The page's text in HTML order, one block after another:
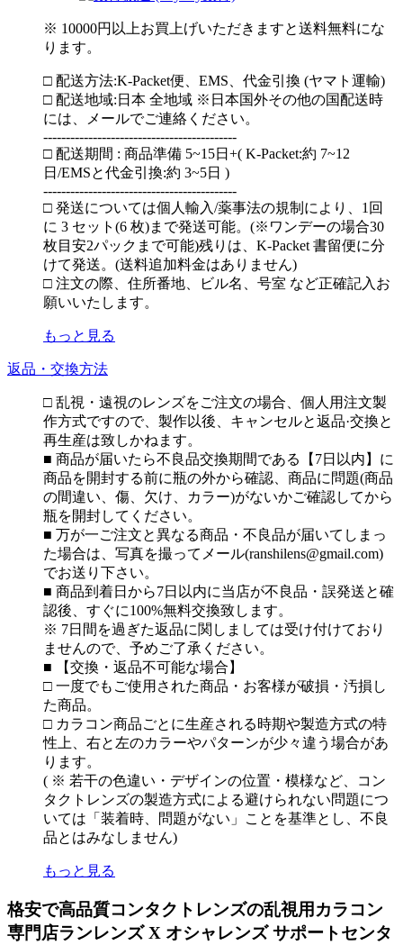
※ 10000円以上お買上げいただきますと送料無料にな
ります。
□ 配送方法:K-Packet便、EMS、代金引換 (ヤマト運輸)
□ 配送地域:日本 全地域 ※日本国外その他の国配送時
には、メールでご連絡ください。
-------------------------------------------
□ 配送期間 : 商品準備 5~15日+( K-Packet:約 7~12
日/EMSと代金引換:約 3~5日 )
-------------------------------------------
□ 発送については個人輸入/薬事法の規制により、1回
に 3 セット(6 枚)まで発送可能。(※ワンデーの場合30
枚目安2パックまで可能)残りは、K-Packet 書留便に分
けて発送。(送料追加料金はありません)
□ 注文の際、住所番地、ビル名、号室 など正確記入お
願いいたします。
もっと見る
返品・交換方法
□ 乱視・遠視のレンズをご注文の場合、個人用注文製
作方式ですので、製作以後、キャンセルと返品·交換と
再生産は致しかねます。
■ 商品が届いたら不良品交換期間である【7日以内】に
商品を開封する前に瓶の外から確認、商品に問題(商品
の間違い、傷、欠け、カラー)がないかご確認してから
瓶を開封してください。
■ 万が一ご注文と異なる商品・不良品が届いてしまっ
た場合は、写真を撮ってメール(ranshilens@gmail.com)
でお送り下さい。
■ 商品到着日から7日以内に当店が不良品・誤発送と確
認後、すぐに100%無料交換致します。
※ 7日間を過ぎた返品に関しましては受け付けており
ませんので、予めご了承ください。
■ 【交換・返品不可能な場合】
□ 一度でもご使用された商品・お客様が破損・汚損し
た商品。
□ カラコン商品ごとに生産される時期や製造方式の特
性上、右と左のカラーやパターンが少々違う場合があ
ります。
( ※ 若干の色違い・デザインの位置・模様など、コン
タクトレンズの製造方式による避けられない問題につ
いては「装着時、問題がない」ことを基準とし、不良
品とはみなしません)
もっと見る
格安で高品質コンタクトレンズの乱視用カラコン
専門店ランレンズ X オシャレンズ サポートセンタ